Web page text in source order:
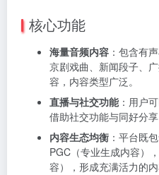
核心功能
海量音频内容 ：包含有
京剧戏曲、新闻段子、
容，内容类型广泛。
直播与社交功能：用户
借助社交功能与同好分享
内容生态均衡 ：平台既
PGC（专业生成内容）
容），形成充满活力的内